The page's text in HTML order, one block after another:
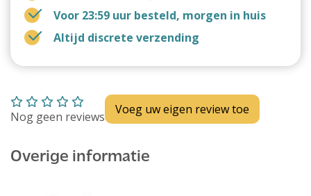
Voor 23:59 uur besteld, morgen in huis
Altijd discrete verzending
Nog geen reviews Voeg uw eigen review toe
Overige informatie